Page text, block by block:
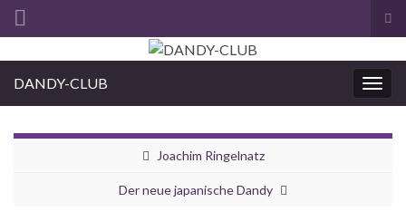
Search for:
DANDY-CLUB
Joachim Ringelnatz
Der neue japanische Dandy